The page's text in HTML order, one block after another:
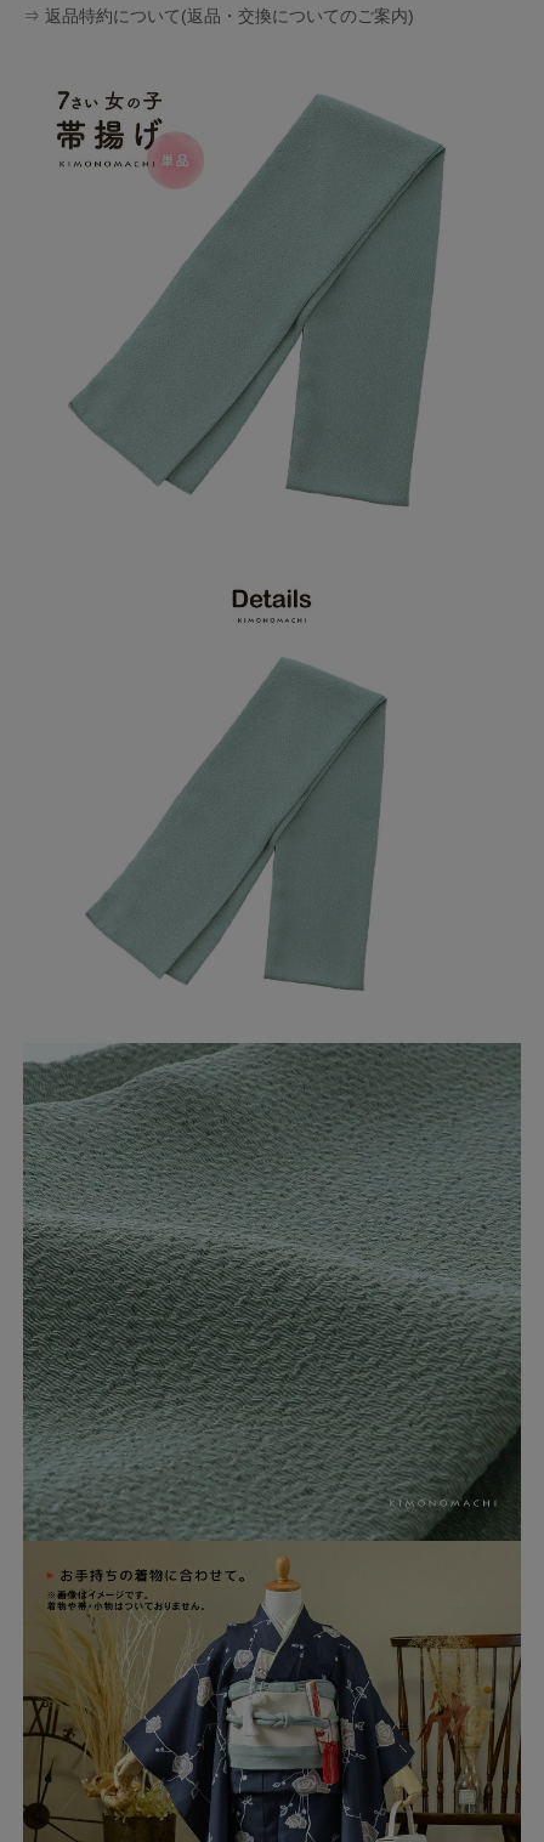
⇒ 返品特約について(返品・交換についてのご案内)